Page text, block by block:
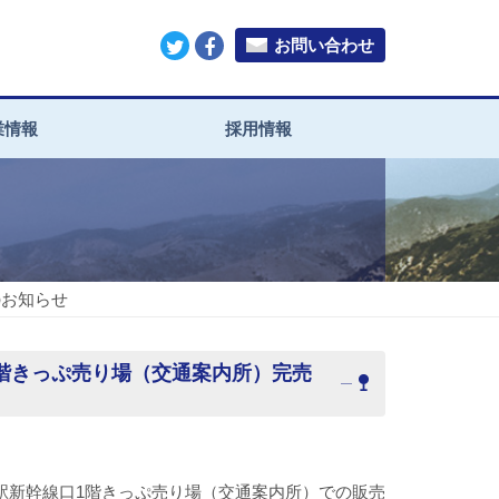
お問い合わせ
情報 採用情報
知らせ
っぷ売り場（交通案内所）完売
幹線口1階きっぷ売り場（交通案内所）での販売